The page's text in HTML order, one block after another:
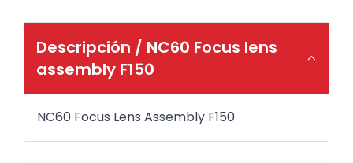
Descripción / NC60 Focus lens
assembly F150
NC60 Focus Lens Assembly F150